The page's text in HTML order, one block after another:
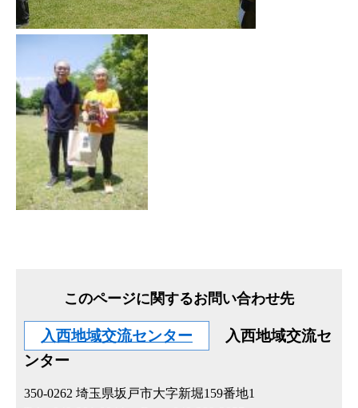
このページに関するお問い合わせ先
入西地域交流センター
入西地域交流セ
ンター
350-0262 埼玉県坂戸市大字新堀159番地1